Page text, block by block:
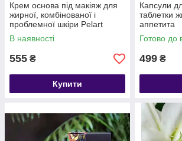
Крем основа під макіяж для
жирної, комбінованої і
проблемної шкіри Pelart
Laboratory
В наявності
555 ₴
Купити
Капсули
таблетки
аппетита
Готово до
499 ₴